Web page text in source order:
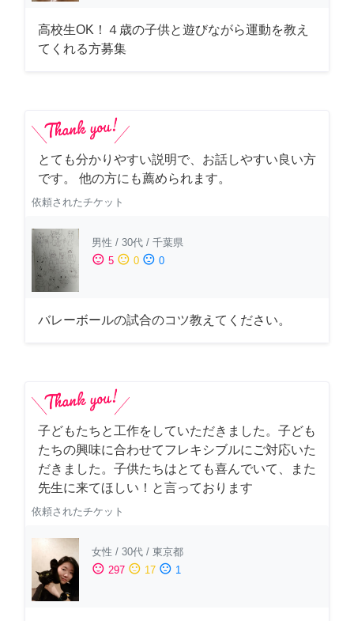
高校生OK！４歳の子供と遊びながら運動を教え
てくれる方募集
とても分かりやすい説明で、お話しやすい良い方
です。 他の方にも薦められます。
依頼されたチケット
男性 / 30代 / 千葉県
sentiment_satisfied 5 sentiment_neutral 0 sentiment_dissatisfied 0
バレーボールの試合のコツ教えてください。
子どもたちと工作をしていただきました。子ども
たちの興味に合わせてフレキシブルにご対応いた
だきました。子供たちはとても喜んでいて、また
先生に来てほしい！と言っております
依頼されたチケット
女性 / 30代 / 東京都
sentiment_satisfied 297 sentiment_neutral 17 sentiment_dissatisfied 1